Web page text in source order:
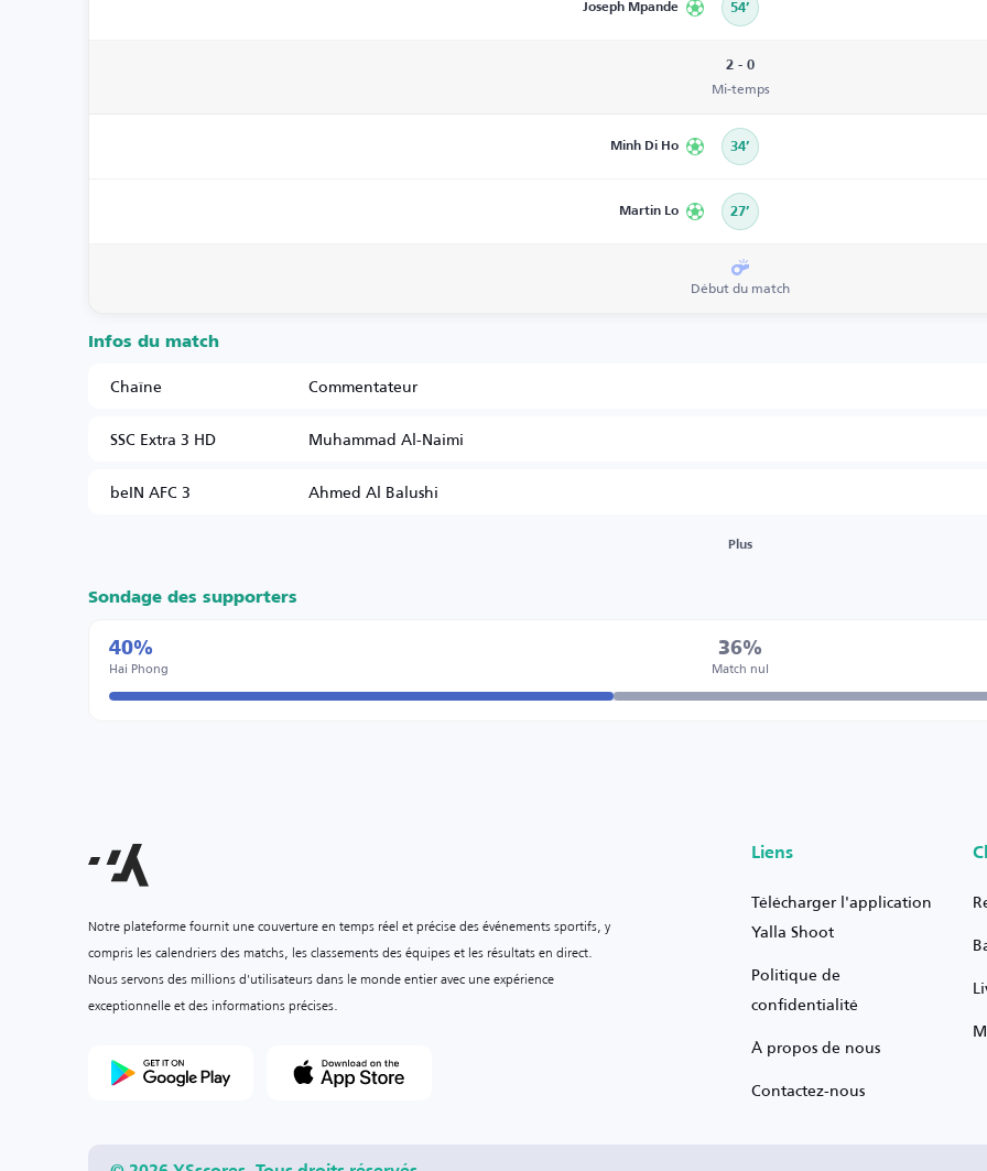
Joseph Mpande 54’
2 - 0
Mi-temps
Minh Di Ho 34’
Martin Lo 27’
Début du match
Infos du match
Chaîne
Commentateur
SSC Extra 3 HD
Muhammad Al-Naimi
beIN AFC 3
Ahmed Al Balushi
Plus
Sondage des supporters
40%
Hai Phong
36%
Match nul
Notre plateforme fournit une couverture en temps réel et précise des événements sportifs, y
compris les calendriers des matchs, les classements des équipes et les résultats en direct.
Nous servons des millions d'utilisateurs dans le monde entier avec une expérience
exceptionnelle et des informations précises.
Liens
Télécharger l'application
Yalla Shoot
Politique de
confidentialité
À propos de nous
Contactez-nous